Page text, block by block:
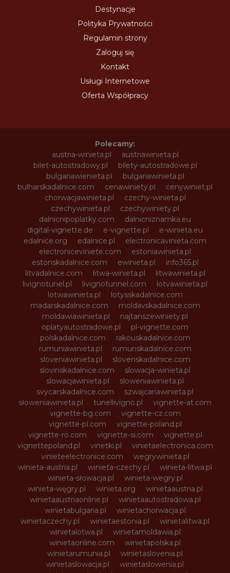
Destynacje
Polityka Prywatności
Regulamin strony
Zaloguj się
Kontakt
Usługi Internetowe
Oferta Współpracy
Polecamy:
austria-winieta.pl
austriawinieta.pl
bilet-autostradowy.pl
bilety-autostradowe.pl
bulgariawienieta.pl
bulgariawinieta.pl
bulharskadalnice.com
cenawiniety.pl
cenywiniet.pl
chorwacjawinieta.pl
czechy-winieta.pl
czechywinieta.pl
czechywiniety.pl
dalnicnipoplatky.com
dalnicniznamka.eu
digital-vignette.de
e-vignette.pl
e-winieta.eu
edalnice.org
edalnice.pl
electronicavinieta.com
electroniceviniete.com
estoniawinieta.pl
estonskadalnice.com
ewinieta.pl
info365.pl
litvadalnice.com
litwa-winieta.pl
litwawinieta.pl
livignotunel.pl
livignotunnel.com
lotvawinieta.pl
lotwawinieta.pl
lotysskadalnice.com
madarskadalnice.com
moldavskadalnice.com
moldawiawinieta.pl
najtanszewiniety.pl
oplatyautostradowe.pl
pl-vignette.com
polskadalnice.com
rakouskadalnice.com
rumuniawinieta.pl
rumunskadalnice.com
sloveniawinieta.pl
slovenskadalnice.com
slovinskadalnice.com
slowacja-winieta.pl
slowacjawinieta.pl
sloweniawinieta.pl
svycarskadalnice.com
szwajcariawinieta.pl
słoweniawinieta.pl
tunellivigno.pl
vignette-at.com
vignette-bg.com
vignette-cz.com
vignette-pl.com
vignette-poland.pl
vignette-ro.com
vignette-si.com
vignette.pl
vignettepoland.pl
vinetki.pl
vinietaelectronica.com
vinieteelectronice.com
wegrywinieta.pl
winieta-austria.pl
winieta-czechy.pl
winieta-litwa.pl
winieta-słowacja.pl
winieta-wegry.pl
winieta-węgry.pl
winieta.org
winietaaustria.pl
winietaaustriaonline.pl
winietaautostradowa.pl
winietabulgaria.pl
winietachorwacja.pl
winietaczechy.pl
winietaestonia.pl
winietalitwa.pl
winietalotwa.pl
winietamoldawia.pl
winietaonline.com
winietapolska.pl
winietarumunia.pl
winietaslovenia.pl
winietaslowacja.pl
winietaslowenia.pl